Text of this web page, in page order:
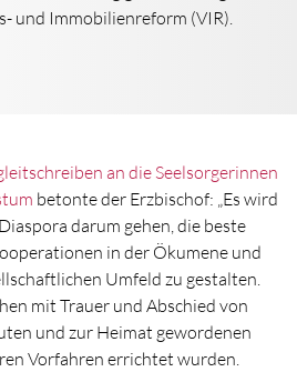
und Immobilienreform (VIR).
an die Seelsorgerinnen
betonte der Erzbischof: „Es wird
darum gehen, die beste
in der Ökumene und
Umfeld zu gestalten.
mit Trauer und Abschied von
und zur Heimat gewordenen
Vorfahren errichtet wurden.